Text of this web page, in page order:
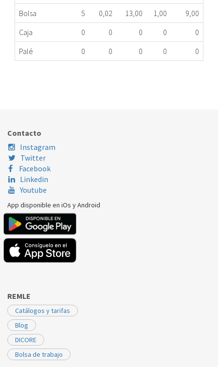
Bolsa
5 0,02 13,00 1,00
9,00
Caja
0 0 0 0
0
Palé
0 0 0 0 0
Contacto
Instagram
Twitter
Facebook
Linkedin
Youtube
App disponible en iOs y Android
REMLE
Catálogos y tarifas
Blog
DICORE
Bolsa de trabajo